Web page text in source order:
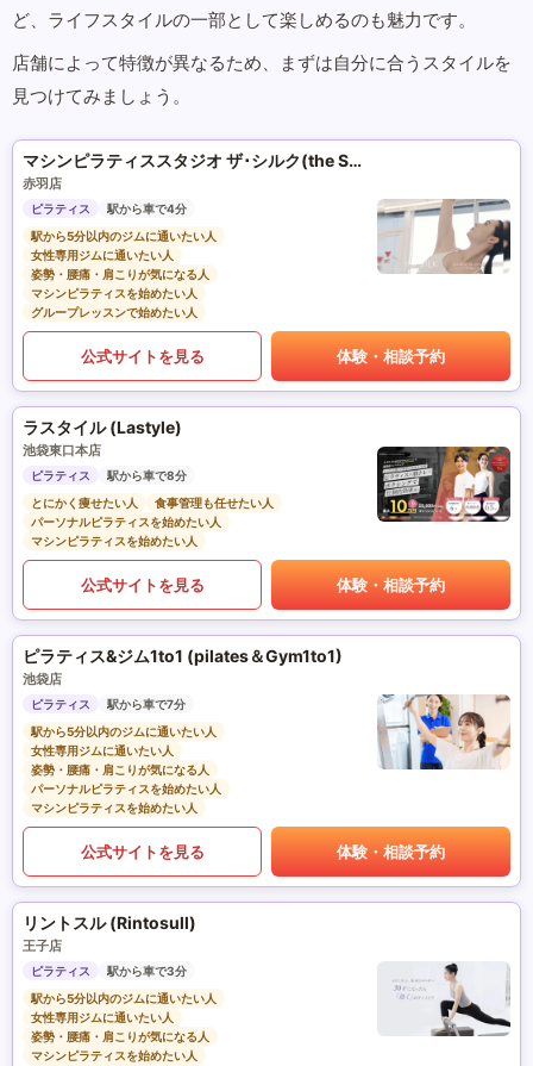
ど、ライフスタイルの一部として楽しめるのも魅力です。
店舗によって特徴が異なるため、まずは自分に合うスタイルを
見つけてみましょう。
マシンピラティススタジオ ザ･シルク(the SILK)
赤羽店
ピラティス
駅から車で4分
駅から5分以内のジムに通いたい人
女性専用ジムに通いたい人
姿勢・腰痛・肩こりが気になる人
マシンピラティスを始めたい人
グループレッスンで始めたい人
公式サイトを見る 体験・相談予約
ラスタイル (Lastyle)
池袋東口本店
ピラティス
駅から車で8分
とにかく痩せたい人
食事管理も任せたい人
パーソナルピラティスを始めたい人
マシンピラティスを始めたい人
公式サイトを見る 体験・相談予約
ピラティス&ジム1to1 (pilates＆Gym1to1)
池袋店
ピラティス
駅から車で7分
駅から5分以内のジムに通いたい人
女性専用ジムに通いたい人
姿勢・腰痛・肩こりが気になる人
パーソナルピラティスを始めたい人
マシンピラティスを始めたい人
公式サイトを見る 体験・相談予約
リントスル (Rintosull)
王子店
ピラティス
駅から車で3分
駅から5分以内のジムに通いたい人
女性専用ジムに通いたい人
姿勢・腰痛・肩こりが気になる人
マシンピラティスを始めたい人